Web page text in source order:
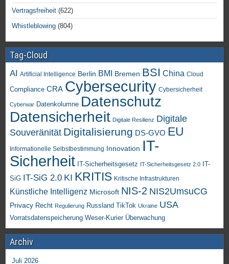
Vertragsfreiheit (622)
Whistleblowing (804)
Tag-Cloud
AI Artificial Intelligence Berlin BMI Bremen BSI China Cloud
Compliance CRA Cybersecurity Cybersicherheit
Cyberwar Datenkolumne Datenschutz
Datensicherheit Digitale Resilienz Digitale
Souveränität Digitalisierung DS-GVO EU
Informationelle Selbstbestimmung Innovation IT-
Sicherheit IT-Sicherheitsgesetz IT-Sicherheitsgesetz 2.0
IT-
SiG IT-SiG 2.0 KI KRITIS Kritische Infrastrukturen
Künstliche Intelligenz Microsoft NIS-2 NIS2UmsuCG
Privacy Recht Regulierung Russland TikTok Ukraine USA
Vorratsdatenspeicherung Weser-Kurier Überwachung
Archiv
Juli 2026